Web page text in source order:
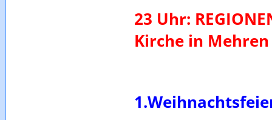
23 Uhr:
Kirche in Mehren